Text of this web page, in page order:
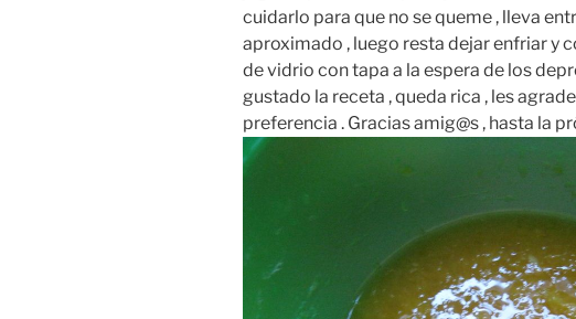
cuidarlo para que no se queme , lleva
aproximado , luego resta dejar enfriar y
de vidrio con tapa a la espera de los
gustado la receta , queda rica , les
preferencia . Gracias amig@s , hasta la